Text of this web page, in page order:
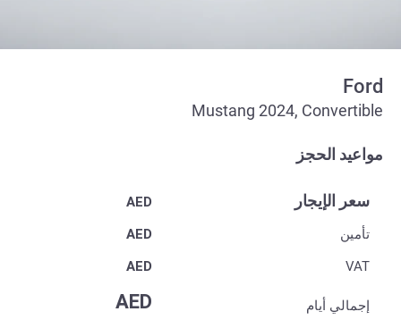
Ford
Mustang 2024, Convertible
مواعيد الحجز
سعر الإيجار
AED
تأمين
AED
VAT
AED
إجمالي أيام AED